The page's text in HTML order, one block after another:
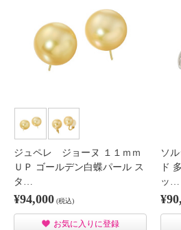
ジュペレ ジョーヌ １１ｍｍ
ＵＰ ゴールデン白蝶パール ス
タ…
¥94,000 (税込)
お気に入りに登録
ソ
ド
ッ…